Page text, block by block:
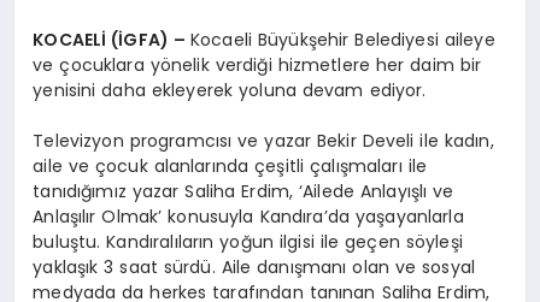
MAGAZIN
SAĞLIK
SPOR
KOCAELİ (İGFA) –Kocaeli Büyükşehir Belediyesi aileye
ve çocuklara yönelik verdiği hizmetlere her daim bir
yenisini daha ekleyerek yoluna devam ediyor.
Televizyon programcısı ve yazar Bekir Develi ile kadın,
aile ve çocuk alanlarında çeşitli çalışmaları ile
tanıdığımız yazar Saliha Erdim, ‘Ailede Anlayışlı ve
Anlaşılır Olmak’ konusuyla Kandıra’da yaşayanlarla
buluştu. Kandıralıların yoğun ilgisi ile geçen söyleşi
yaklaşık 3 saat sürdü. Aile danışmanı olan ve sosyal
medyada da herkes tarafından tanınan Saliha Erdim,